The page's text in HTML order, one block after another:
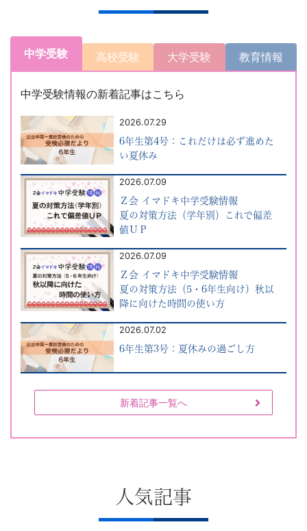
満
載
の
「受
学
ナ
ビ」。
受
生
中学受験 高校受験 大学受験 教育情報
中学受験情報の新着記事はこちら
2026.07.29
6年生第4号：これだけは必ず進めた
い夏休み
2026.07.09
Ｚ会 イマドキ中学受験情報
夏の対策方法（学年別）これで偏差
値ＵＰ
2026.07.09
Ｚ会 イマドキ中学受験情報
夏の対策方法（5・6年生向け）秋以
降に向けた時間の使い方
2026.07.02
6年生第3号：夏休みの過ごし方
新着記事一覧へ
中学生で英検®準2級は必要？高校入試
【2027年度版】慶應義塾大学「総合型
大学入学前教育で得られる「学び」とは
人気記事